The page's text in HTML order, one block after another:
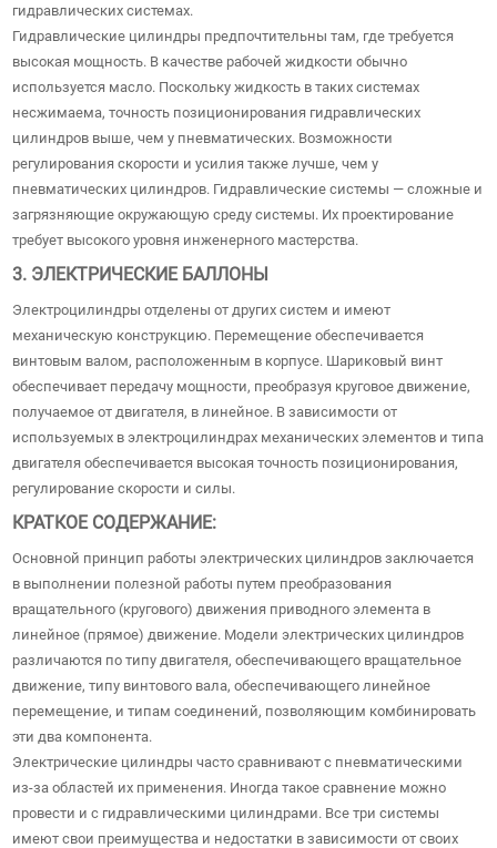
гидравлических системах.
Гидравлические цилиндры предпочтительны там, где требуется
высокая мощность. В качестве рабочей жидкости обычно
используется масло. Поскольку жидкость в таких системах
несжимаема, точность позиционирования гидравлических
цилиндров выше, чем у пневматических. Возможности
регулирования скорости и усилия также лучше, чем у
пневматических цилиндров. Гидравлические системы — сложные и
загрязняющие окружающую среду системы. Их проектирование
требует высокого уровня инженерного мастерства.
3. ЭЛЕКТРИЧЕСКИЕ БАЛЛОНЫ
Электроцилиндры отделены от других систем и имеют
механическую конструкцию. Перемещение обеспечивается
винтовым валом, расположенным в корпусе. Шариковый винт
обеспечивает передачу мощности, преобразуя круговое движение,
получаемое от двигателя, в линейное. В зависимости от
используемых в электроцилиндрах механических элементов и типа
двигателя обеспечивается высокая точность позиционирования,
регулирование скорости и силы.
КРАТКОЕ СОДЕРЖАНИЕ:
Основной принцип работы электрических цилиндров заключается
в выполнении полезной работы путем преобразования
вращательного (кругового) движения приводного элемента в
линейное (прямое) движение. Модели электрических цилиндров
различаются по типу двигателя, обеспечивающего вращательное
движение, типу винтового вала, обеспечивающего линейное
перемещение, и типам соединений, позволяющим комбинировать
эти два компонента.
Электрические цилиндры часто сравнивают с пневматическими
из-за областей их применения. Иногда такое сравнение можно
провести и с гидравлическими цилиндрами. Все три системы
имеют свои преимущества и недостатки в зависимости от своих